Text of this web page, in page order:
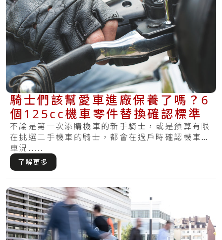
騎士們該幫愛車進廠保養了嗎？6
個125cc機車零件替換確認標準
不論是第一次添購機車的新手騎士，或是預算有限
在挑選二手機車的騎士，都會在過戶時確認機車的
車況.....
了解更多